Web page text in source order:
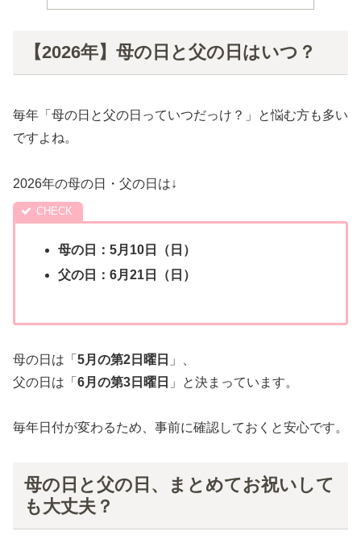
【2026年】母の日と父の日はいつ？
毎年「母の日と父の日っていつだっけ？」と悩む方も多い
ですよね。
2026年の母の日・父の日は↓
母の日：5月10日（日）
父の日：6月21日（日）
母の日は「 5月の第2日曜日 」、
父の日は「 6月の第3日曜日 」と決まっています。
毎年日付が変わるため、事前に確認しておくと安心です。
母の日と父の日、まとめてお祝いして
も大丈夫？